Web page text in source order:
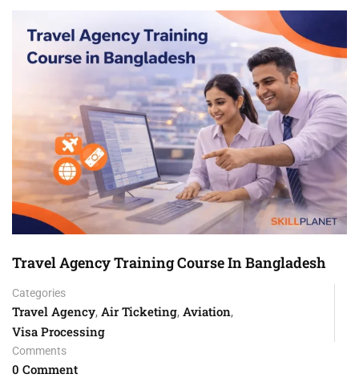
Travel Agency Training Course In Bangladesh
Categories
Travel Agency, Air Ticketing, Aviation,
Visa Processing
Comments
0 Comment